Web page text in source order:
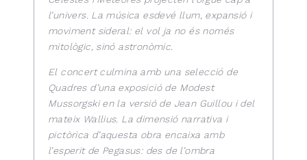
l’univers. La música esdevé llum, expansió i
moviment sideral: el vol ja no és només
mitològic, sinó astronòmic.
El concert culmina amb una selecció de
Quadres d’una exposició de Modest
Mussorgski en la versió de Jean Guillou i del
mateix Wallius. La dimensió narrativa i
pictòrica d’aquesta obra encaixa amb
l’esperit de Pegasus: des de l’ombra